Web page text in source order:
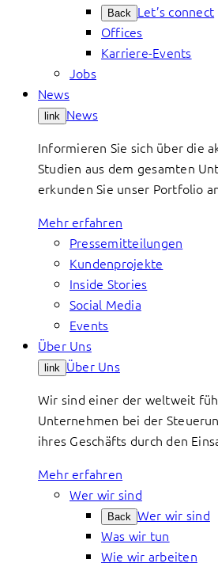
Back Let’s connect
Offices
Karriere-Events
Jobs
News
link News
Informieren Sie sich über die
Studien aus dem gesamten
erkunden Sie unser Portfolio
Mehr erfahren
Pressemitteilungen
Kundenprojekte
Inside Stories
Social Media
Events
Über Uns
link Über Uns
Wir sind einer der weltweit
Unternehmen bei der
ihres Geschäfts durch den
Mehr erfahren
Wer wir sind
Back Wer wir sind
Was wir tun
Wie wir arbeiten